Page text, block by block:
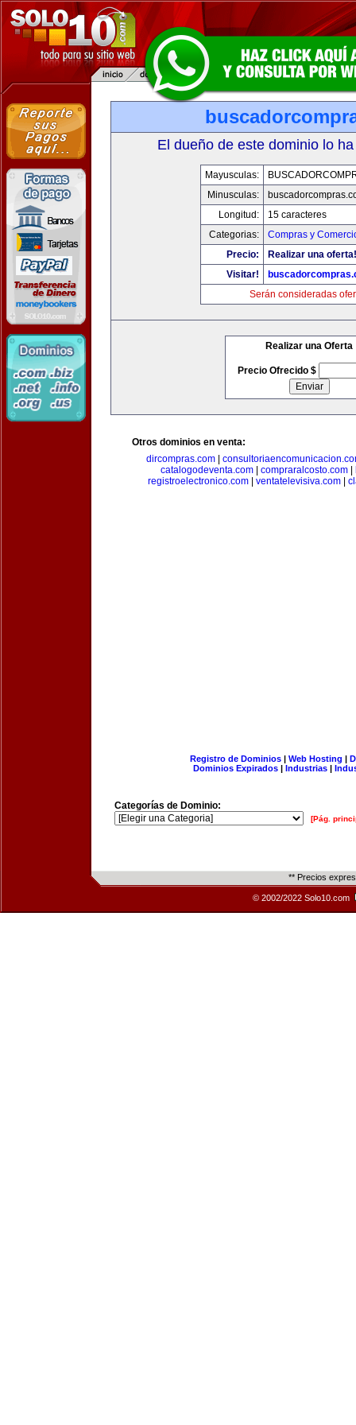
El dueño de este dominio lo
Mayusculas:
Minusculas:
Longitud:
15 caracteres
Categorias:
Compras y
Precio:
Realizar una oferta!
Visitar!
Serán consideradas
Realizar una Oferta
Precio Ofrecido $
Otros dominios en venta:
dircompras.com
catalogodeventa.com| compraralcosto.com|
registroelectronico.com
ventatelevisiva.com
Registro de Dominios| Web Hosting |
Dominios Expirados | Industrias |
Categorías de Dominio:
[Pág.
** Precios
© 2002/2022 Solo10.com